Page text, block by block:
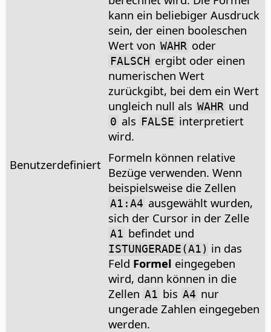
Benutzerdefiniert
kann ein beliebiger Ausdruck
sein, der einen booleschen
Wert von WAHR oder
FALSCH ergibt oder einen
numerischen Wert
zurückgibt, bei dem ein Wert
ungleich null als WAHR und
0 als FALSE interpretiert
wird.
Formeln können relative
Bezüge verwenden. Wenn
beispielsweise die Zellen
A1:A4 ausgewählt wurden,
sich der Cursor in der Zelle
A1 befindet und
ISTUNGERADE(A1) in das
Feld Formel eingegeben
wird, dann können in die
Zellen A1 bis A4 nur
ungerade Zahlen eingegeben
werden.